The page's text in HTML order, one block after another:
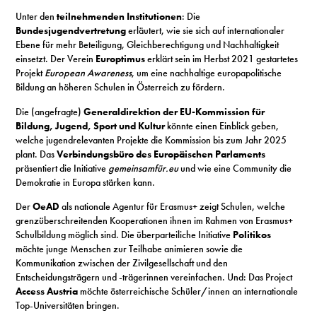
Unter denteilnehmenden Institutionen: Die
Bundesjugendvertretungerläutert, wie sie sich auf internationaler
Ebene für mehr Beteiligung, Gleichberechtigung und Nachhaltigkeit
einsetzt. Der Verein Europtimuserklärt sein im Herbst 2021 gestartetes
ProjektEuropean Awareness, um eine nachhaltige europapolitische
Bildung an höheren Schulen in Österreich zu fördern.
Die (angefragte)Generaldirektion der EU-Kommission für
Bildung, Jugend, Sport und Kulturkönnte einen Einblick geben,
welche jugendrelevanten Projekte die Kommission bis zum Jahr 2025
plant. DasVerbindungsbüro des Europäischen Parlaments
präsentiert die Initiative gemeinsamfür.euund wie eine Community die
Demokratie in Europa stärken kann.
DerOeAD als nationale Agentur für Erasmus+ zeigt Schulen, welche
grenzüberschreitenden Kooperationen ihnen im Rahmen von Erasmus+
Schulbildung möglich sind. Die überparteiliche Initiative Politikos
möchte junge Menschen zur Teilhabe animieren sowie die
Kommunikation zwischen der Zivilgesellschaft und den
Entscheidungsträgern und -trägerinnen vereinfachen. Und: Das Project
Access Austriamöchte österreichische Schüler/innen an internationale
Top-Universitäten bringen.